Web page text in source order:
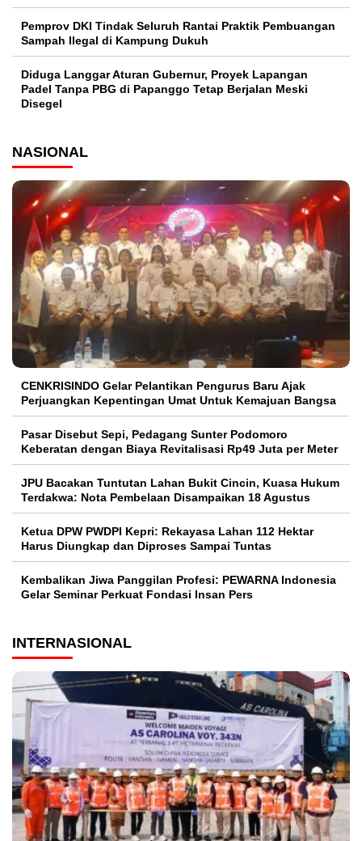
Pemprov DKI Tindak Seluruh Rantai Praktik Pembuangan
Sampah Ilegal di Kampung Dukuh
Diduga Langgar Aturan Gubernur, Proyek Lapangan
Padel Tanpa PBG di Papanggo Tetap Berjalan Meski
Disegel
NASIONAL
CENKRISINDO Gelar Pelantikan Pengurus Baru Ajak
Perjuangkan Kepentingan Umat Untuk Kemajuan Bangsa
Pasar Disebut Sepi, Pedagang Sunter Podomoro
Keberatan dengan Biaya Revitalisasi Rp49 Juta per Meter
JPU Bacakan Tuntutan Lahan Bukit Cincin, Kuasa Hukum
Terdakwa: Nota Pembelaan Disampaikan 18 Agustus
Ketua DPW PWDPI Kepri: Rekayasa Lahan 112 Hektar
Harus Diungkap dan Diproses Sampai Tuntas
Kembalikan Jiwa Panggilan Profesi: PEWARNA Indonesia
Gelar Seminar Perkuat Fondasi Insan Pers
INTERNASIONAL